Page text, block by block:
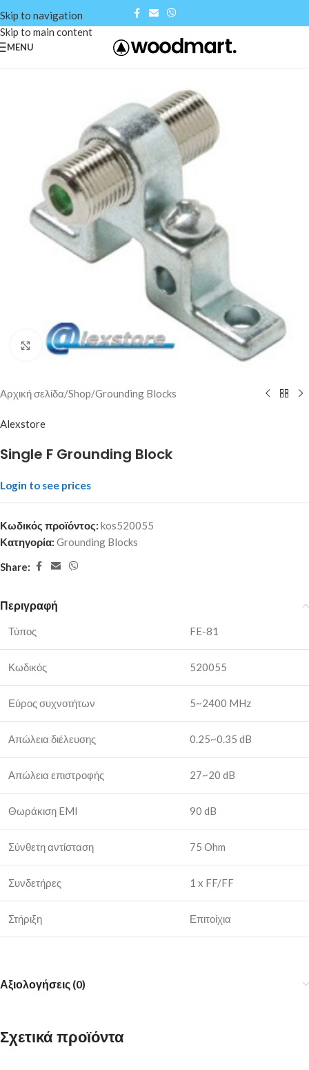
Skip to navigation
Skip to main content
MENU
Click to enlarge
Αρχική σελίδα/Shop/Grounding Blocks
Alexstore
Single F Grounding Block
Login to see prices
Κωδικός προϊόντος: kos520055
Κατηγορία: Grounding Blocks
Share:
Περιγραφή
Τύπος FE-81
Κωδικός 520055
Εύρος συχνοτήτων 5~2400 MHz
Απώλεια διέλευσης 0.25~0.35 dB
Απώλεια επιστροφής 27~20 dB
Θωράκιση EMI 90 dB
Σύνθετη αντίσταση 75 Ohm
Συνδετήρες 1 x FF/FF
Στήριξη Επιτοίχια
Αξιολογήσεις (0)
Σχετικά προϊόντα